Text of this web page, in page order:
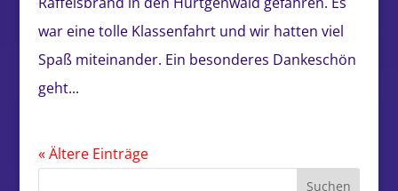
war eine tolle Klassenfahrt und wir hatten viel
Spaß miteinander. Ein besonderes Dankeschön
geht...
« Ältere Einträge